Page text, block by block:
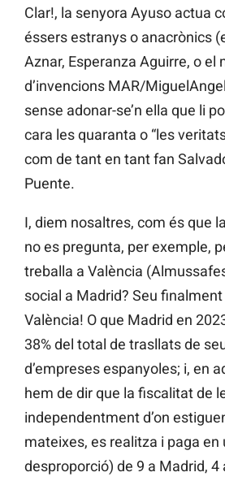
Clar!, la senyora Ayuso actua
éssers estranys o anacrònics
Aznar, Esperanza Aguirre, o el
d’invencions MAR/
sense adonar-se’n ella que li
cara les quaranta o “les
com de tant en tant fan
Puente.
I, diem nosaltres, com és que
no es pregunta, per exemple,
treballa a València
social a Madrid? Seu
València! O que Madrid en
38% del total de trasllats de
d’empreses espanyoles; i, en
hem de dir que la fiscalitat de
independentment d’on
mateixes, es realitza i paga en
desproporció) de 9 a Madrid, 4